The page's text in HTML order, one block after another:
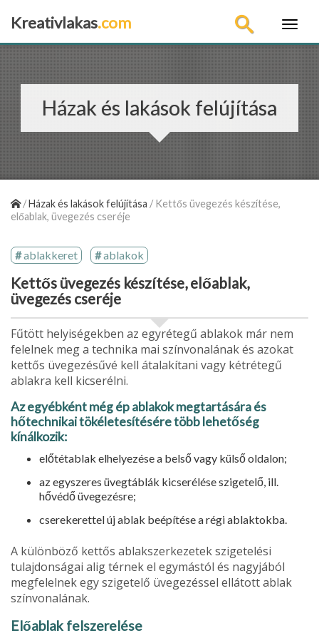
Kreativlakas.com
Házak és lakások felújítása
/Házak és lakások felújítása /Kettős üvegezés készítése,
előablak, üvegezés cseréje
ablakkeret ablakok
Kettős üvegezés készítése, előablak,
üvegezés cseréje
Fűtött helyiségekben az egyrétegű ablakok már nem
felelnek meg a technika mai színvonalának és azokat
kettős üvegezésűvé kell átalakítani vagy kétrétegű
ablakra kell kicserélni.
Az egyébként még ép ablakok megtartására és
hőtechnikai tö­kéletesítésére több lehetőség
kínálkozik:
előtétablak elhelyezése a belső vagy külső ol­dalon;
az egyszeres üvegtáblák kicserélése szigetelő, ill.
hővédő üvegezésre;
cserekerettel új ablak beépítése a régi ablaktokba.
A különböző kettős ablakszerkezetek szigete­lési
tulajdonságai alig térnek el egymástól és nagyjából
megfelelnek egy szigetelő üvegezéssel ellátott ablak
színvonalának.
Előablak felszerelése